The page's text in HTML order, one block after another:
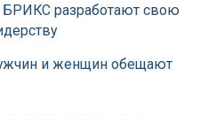
БРИКС разработают свою
и женщин обещают